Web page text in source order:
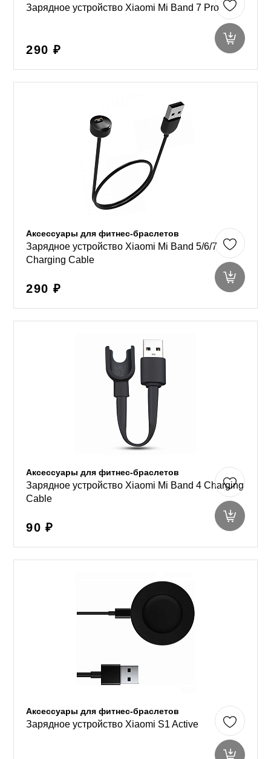
Зарядное устройство Xiaomi Mi Band 7 Pro
290 ₽
Аксессуары для фитнес-браслетов
Зарядное устройство Xiaomi Mi Band 5/6/7
Charging Cable
290 ₽
Аксессуары для фитнес-браслетов
Зарядное устройство Xiaomi Mi Band 4 Charging
Cable
90 ₽
Аксессуары для фитнес-браслетов
Зарядное устройство Xiaomi S1 Active